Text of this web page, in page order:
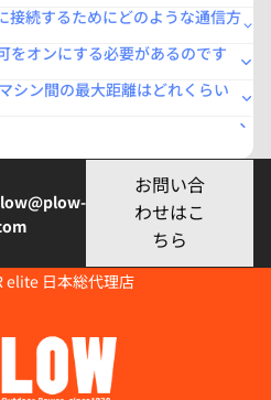
接続するためにどのような通信方
をオンにする必要があるのです
ン間の最大距離はどれくらい
お問い合
わせはこ
ちら
elite 日本総代理店